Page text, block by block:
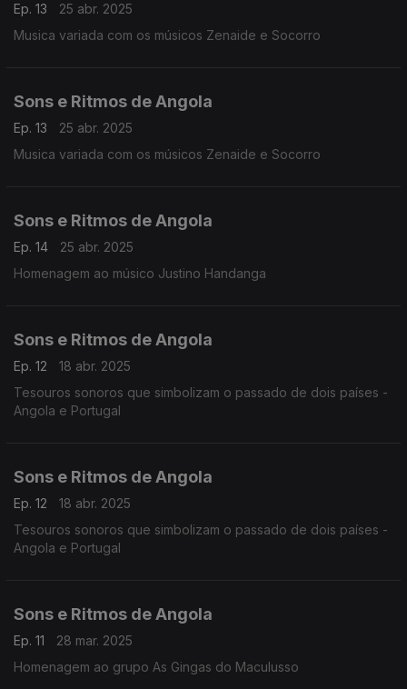
Ep. 13
25 abr. 2025
Musica variada com os músicos Zenaide e Socorro
Sons e Ritmos de Angola
Ep. 13
25 abr. 2025
Musica variada com os músicos Zenaide e Socorro
Sons e Ritmos de Angola
Ep. 14
25 abr. 2025
Homenagem ao músico Justino Handanga
Sons e Ritmos de Angola
Ep. 12
18 abr. 2025
Tesouros sonoros que simbolizam o passado de dois países -
Angola e Portugal
Sons e Ritmos de Angola
Ep. 12
18 abr. 2025
Tesouros sonoros que simbolizam o passado de dois países -
Angola e Portugal
Sons e Ritmos de Angola
Ep. 11
28 mar. 2025
Homenagem ao grupo As Gingas do Maculusso